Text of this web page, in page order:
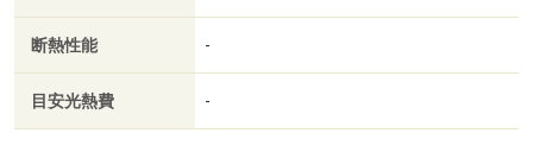
断熱性能 -
目安光熱費 -